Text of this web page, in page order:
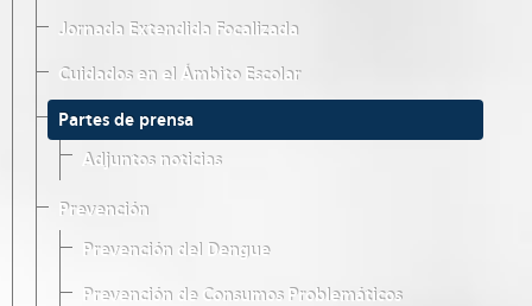
Jornada Extendida Focalizada
Cuidados en el Ámbito Escolar
Partes de prensa
Adjuntos noticias
Prevención
Prevención del Dengue
Prevención de Consumos Problemáticos